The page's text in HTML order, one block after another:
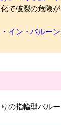
で破裂の危険
イン・バルーン
の指輪型バルー